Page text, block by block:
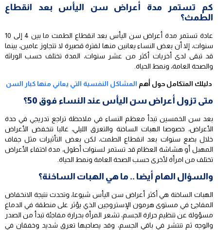
كم تستمر مدة أعراض سن اليأس بعد انقطاع
الطمث؟
عادة تستمر مدة أعراض سن اليأس بعد انقطاع الطمث ما بين 4 إلى 10
سنوات، إلا أن بعض النساء يعانين منها لفترة قصيرة لا تتجاوز عامين، بينما
قد تبقى لدى أخريات أكثر من عشر سنوات، المدة تختلف حسب الوراثة
والصحة العامة، ونمط الحياة.
دليلك المتكامل حول أهم المشاكل النفسية التي يعاني منها كبار السن
متى تزول أعراض سن اليأس عند النساء فوق 50؟
بعد سن الخمسين تبدأ معظم النساء في ملاحظة تراجع تدريجي في حدة
الأعراض، خصوصا الهبات الساخنة والتعرق الليلي، غالبا تنخفض الأعراض
خلال بضع سنوات بعد انقطاع الطمث، لكن بعض التأثيرات مثل جفاف
المهبل أو هشاشة العظام قد تستمر لسنوات أطول، مدة اختفاء الأعراض
تختلف من امرأة لأخرى حسب الصحة العامة ونمط الحياة.
والسؤال الهام أيضا .. ما هي الهبات الساخنة؟
الهبات الساخنة هي أكثر أعراض سن اليأس شيوعا، وتحدث نتيجة الانخفاض
المفاجئ في مستوى هرمون الإستروجين الذي يؤثر على منطقة في الدماغ
مسؤولة عن تنظيم حرارة الجسم، تشعر المرأة بحرارة مفاجئة تبدأ من الصدر
والوجه ثم تنتشر في باقي الجسم، وقد يصاحبها تعرق شديد وخفقان في